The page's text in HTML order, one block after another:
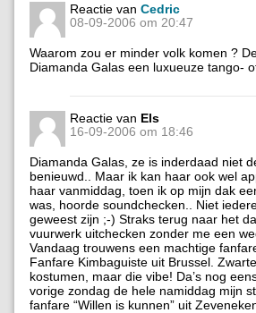
Reactie van Cedric
08-09-2006 om 20:47
Waarom zou er minder volk komen ?
Diamanda Galas een luxueuze tango-
Reactie van Els
16-09-2006 om 18:46
Diamanda Galas, ze is inderdaad niet
benieuwd.. Maar ik kan haar ook wel
haar vanmiddag, toen ik op mijn dak
was, hoorde soundchecken.. Niet
geweest zijn ;-) Straks terug naar het
vuurwerk uitchecken zonder me een
Vandaag trouwens een machtige
Fanfare Kimbaguiste uit Brussel.
kostumen, maar die vibe! Da’s nog
vorige zondag de hele namiddag mijn
fanfare “Willen is kunnen” uit